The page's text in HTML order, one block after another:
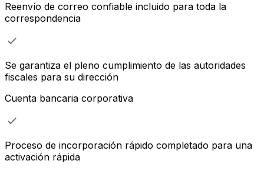
Reenvío de correo confiable incluido para toda la
correspondencia
Se garantiza el pleno cumplimiento de las autoridades
fiscales para su dirección
Cuenta bancaria corporativa
Proceso de incorporación rápido completado para una
activación rápida